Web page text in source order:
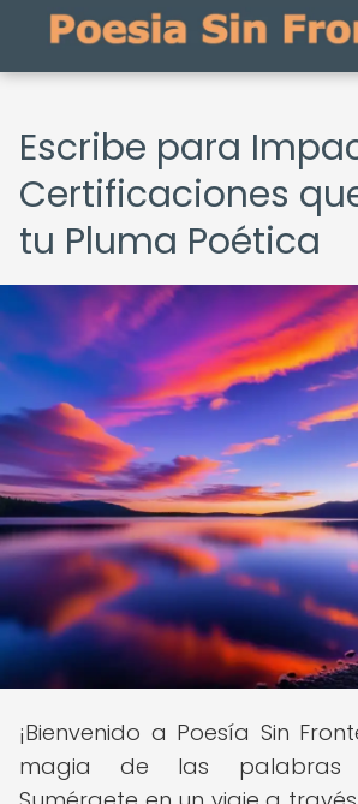
Escribe para
Certificaciones
tu Pluma Poética
¡Bienvenido a Poesía Sin
magia de las palabras